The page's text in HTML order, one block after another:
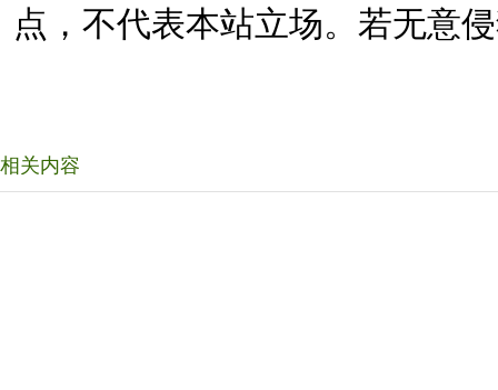
点，不代表本站立场。若无意
相关内容